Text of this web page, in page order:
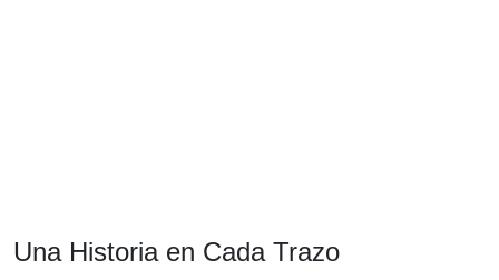
Una Historia en Cada Trazo